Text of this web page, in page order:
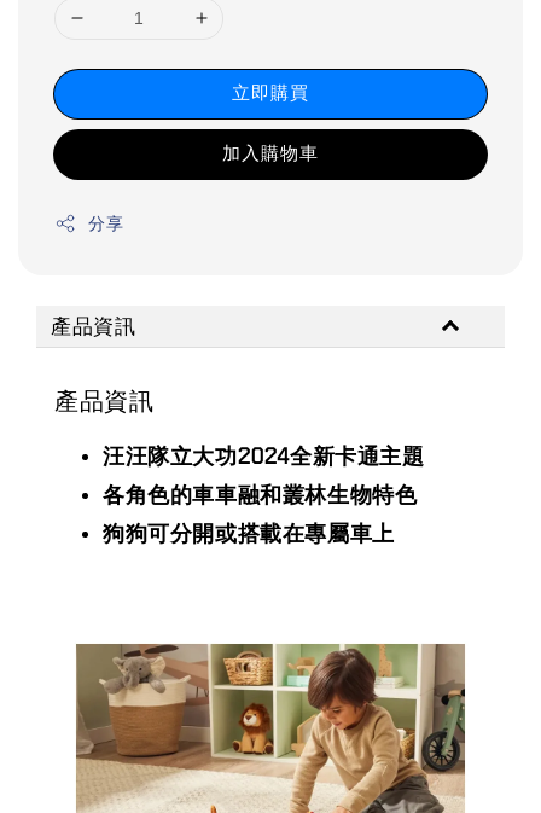
立即購買
加入購物車
分享
產品資訊
產品資訊
汪汪隊立大功2024全新卡通主題
各角色的車車融和叢林生物特色
狗狗可分開或搭載在專屬車上